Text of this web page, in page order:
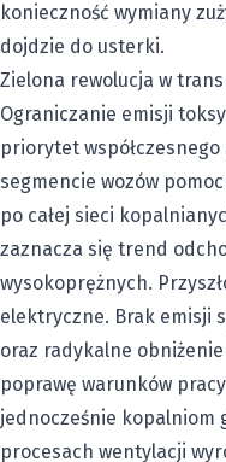
konieczność wymiany
dojdzie do usterki.
Zielona rewolucja w
Ograniczanie emisji
priorytet współczesnego
segmencie wozów
po całej sieci
zaznacza się trend
wysokoprężnych.
elektryczne. Brak emisji
oraz radykalne obniżenie
poprawę warunków
jednocześnie kopalniom
procesach wentylacji